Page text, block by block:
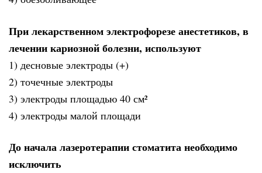
При лекарственном электрофорезе анестетиков, в
лечении кариозной болезни, используют
1) десновые электроды (+)
2) точечные электроды
3) электроды площадью 40 см²
4) электроды малой площади
До начала лазеротерапии стоматита необходимо
исключить